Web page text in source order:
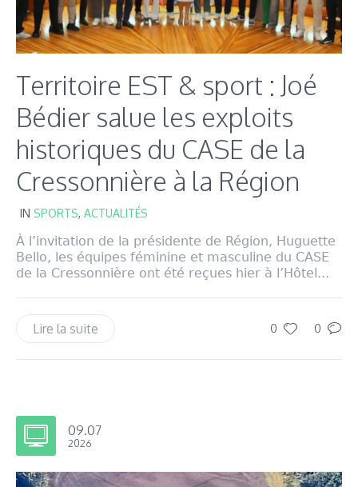
Territoire EST & sport : Joé
Bédier salue les exploits
historiques du CASE de la
Cressonnière à la Région
IN SPORTS, ACTUALITÉS
À l’invitation de la présidente de Région, Huguette
Bello, les équipes féminine et masculine du CASE
de la Cressonnière ont été reçues hier à l’Hôtel...
0 0
Lire la suite
09.07
2026